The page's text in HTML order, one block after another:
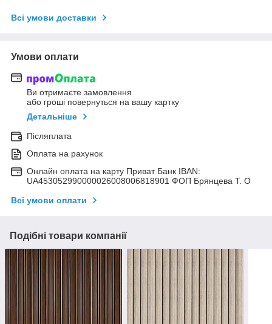
Всі умови доставки
Умови оплати
Ви отримаєте замовлення
або гроші повернуться на вашу картку
Детальніше
Післяплата
Оплата на рахунок
Онлайн оплата на карту Приват Банк IBAN:
UA453052990000026008006818901 ФОП Брянцева Т. О
Всі умови оплати
Подібні товари компанії